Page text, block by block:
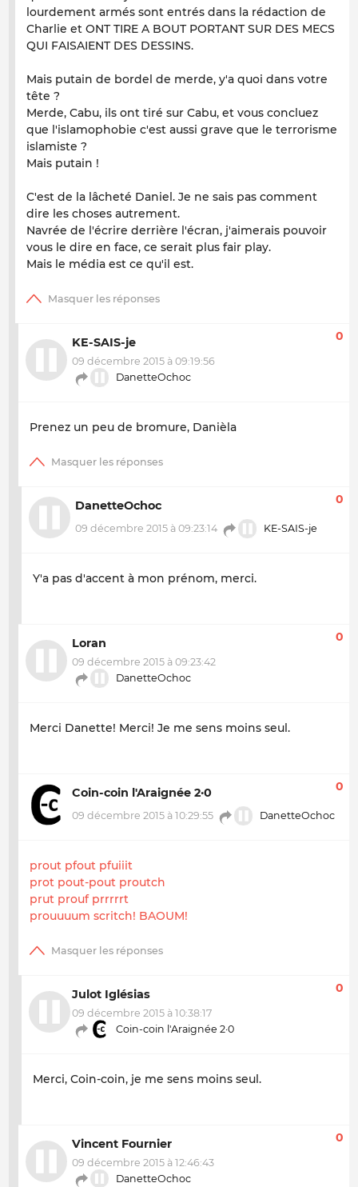
lourdement armés sont entrés dans la rédaction de
Charlie et ONT TIRE A BOUT PORTANT SUR DES MECS
QUI FAISAIENT DES DESSINS.
Mais putain de bordel de merde, y'a quoi dans votre
tête ?
Merde, Cabu, ils ont tiré sur Cabu, et vous concluez
que l'islamophobie c'est aussi grave que le terrorisme
islamiste ?
Mais putain !
C'est de la lâcheté Daniel. Je ne sais pas comment
dire les choses autrement.
Navrée de l'écrire derrière l'écran, j'aimerais pouvoir
vous le dire en face, ce serait plus fair play.
Mais le média est ce qu'il est.
KE-SAIS-je
09 décembre 2015 à 09:19:56
DanetteOchoc
0
Prenez un peu de bromure, Danièla
DanetteOchoc
09 décembre 2015 à 09:23:14 KE-SAIS-je
0
Y'a pas d'accent à mon prénom, merci.
Loran
09 décembre 2015 à 09:23:42
DanetteOchoc
0
Merci Danette! Merci! Je me sens moins seul.
Coin-coin l'Araignée 2·0
09 décembre 2015 à 10:29:55 DanetteOchoc
0
prout pfout pfuiiit
prot pout-pout proutch
prut prouf prrrrrt
prouuuum scritch! BAOUM!
Julot Iglésias
09 décembre 2015 à 10:38:17
Coin-coin l'Araignée 2·0
0
Merci, Coin-coin, je me sens moins seul.
Vincent Fournier
09 décembre 2015 à 12:46:43
DanetteOchoc
0